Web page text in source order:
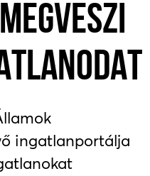
ingatlanportálja